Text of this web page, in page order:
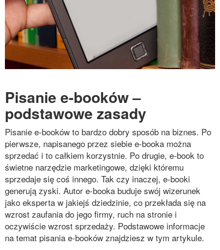
Pisanie e-booków –
podstawowe zasady
Pisanie e-booków to bardzo dobry sposób na biznes. Po
pierwsze, napisanego przez siebie e-booka można
sprzedać i to całkiem korzystnie. Po drugie, e-book to
świetne narzędzie marketingowe, dzięki któremu
sprzedaje się coś innego. Tak czy inaczej, e-booki
generują zyski. Autor e-booka buduje swój wizerunek
jako eksperta w jakiejś dziedzinie, co przekłada się na
wzrost zaufania do jego firmy, ruch na stronie i
oczywiście wzrost sprzedaży. Podstawowe informacje
na temat pisania e-booków znajdziesz w tym artykule.